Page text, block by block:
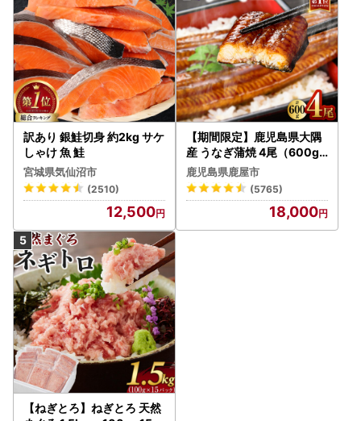
訳あり 銀鮭切身 約2kg サケ
しゃけ 魚 鮭
宮城県気仙沼市
(2510)
12,500
【期間限定】鹿児島県大隅
産 うなぎ蒲焼 4尾（600g
） KN007-004-04-cp18
うなぎ 鰻 魚 惣菜 総菜
鹿児島県鹿屋市
(5765)
18,000
【ねぎとろ】ねぎとろ 天然